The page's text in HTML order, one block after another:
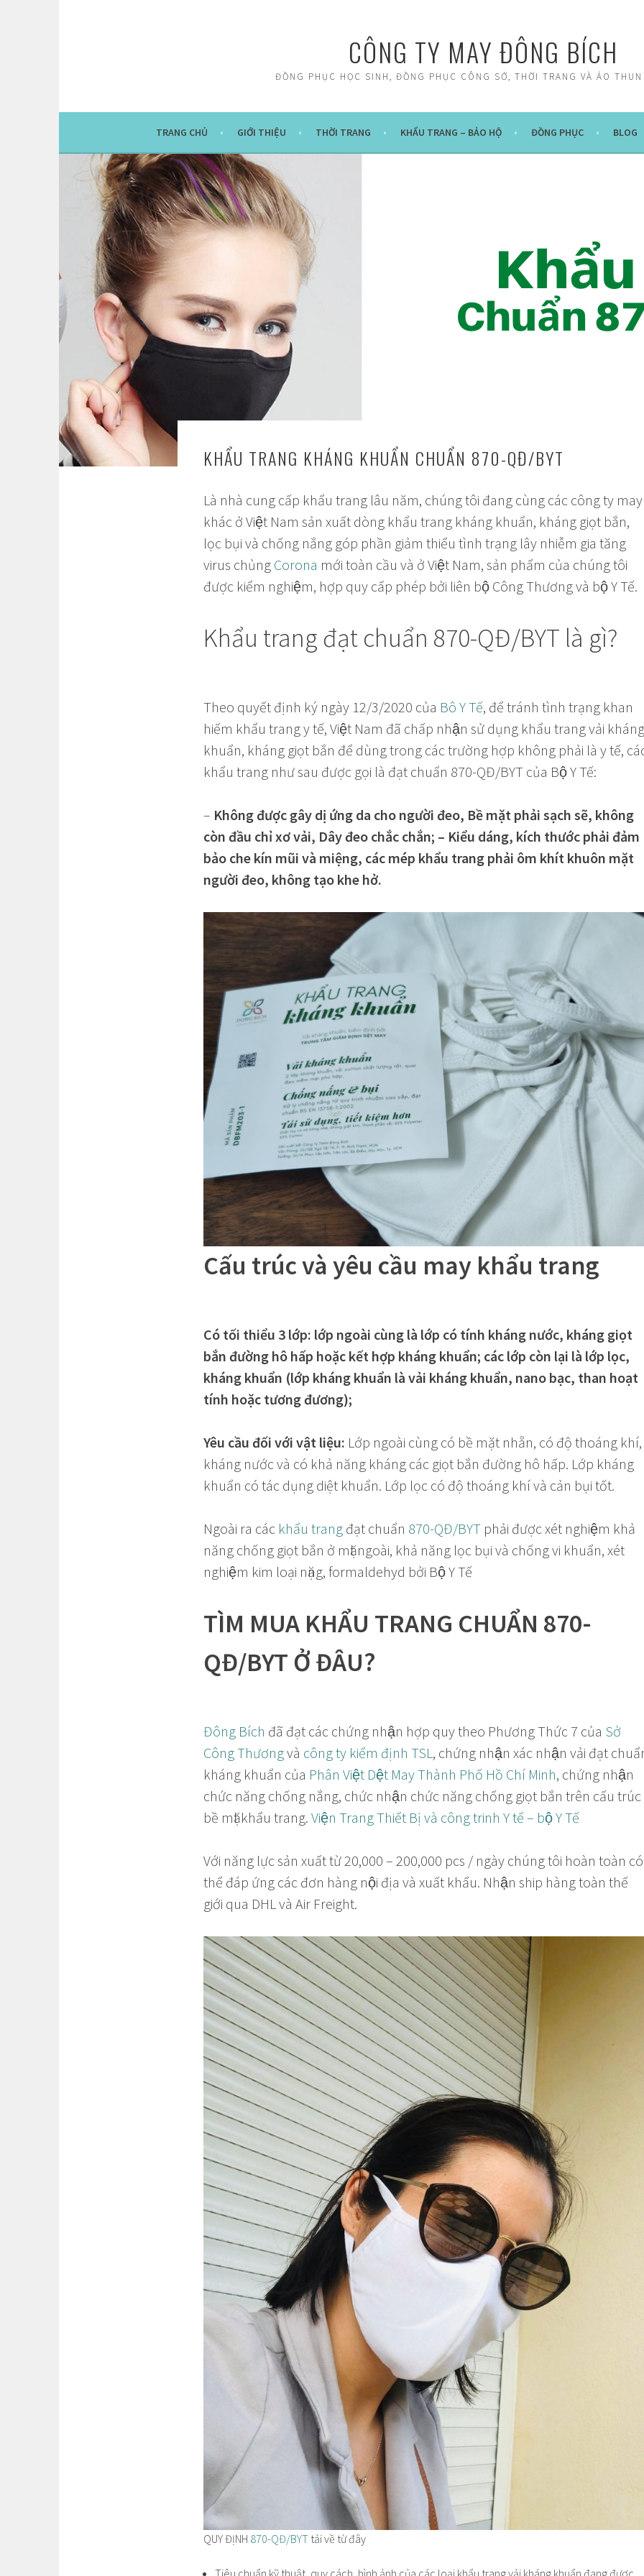
CÔNG TY MAY ĐÔNG BÍCH
ĐỒNG PHỤC HỌC SINH, ĐỒNG PHỤC CÔNG SỞ, THỜI TRANG VÀ ÁO
TRANG CHỦ GIỚI THIỆU THỜI TRANG KHẨU TRANG – BẢO HỘ ĐỒNG PHỤC BLOG
KHẨU TRANG KHÁNG KHUẨN CHUẨN 870-QĐ/BYT
Là nhà cung cấp khẩu trang lâu năm, chúng tôi đang cùng các công ty may
khác ở Việt Nam sản xuất dòng khẩu trang kháng khuẩn, kháng giọt bắn,
lọc bụi và chống nắng góp phần giảm thiểu tình trạng lây nhiễm gia tăng
virus chủng Corona mới toàn cầu và ở Việt Nam, sản phẩm của chúng tôi
được kiểm nghiệm, hợp quy cấp phép bởi liên bộ Công Thương và bộ Y Tế.
Khẩu trang đạt chuẩn 870-QĐ/BYT là gì?
Theo quyết định ký ngày 12/3/2020 của Bô Y Tế, để tránh tình trạng khan
hiếm khẩu trang y tế, Việt Nam đã chấp nhận sử dụng khẩu trang vải kháng
khuẩn, kháng giọt bắn để dùng trong các trường hợp không phải là y tế,
khẩu trang như sau được gọi là đạt chuẩn 870-QĐ/BYT của Bộ Y Tế:
– Không được gây dị ứng da cho người đeo, Bề mặt phải sạch sẽ, không
còn đầu chỉ xơ vải, Dây đeo chắc chắn; – Kiểu dáng, kích thước phải đảm
bảo che kín mũi và miệng, các mép khẩu trang phải ôm khít khuôn mặt
người đeo, không tạo khe hở.
Cấu trúc và yêu cầu may khẩu trang
Có tối thiểu 3 lớp: lớp ngoài cùng là lớp có tính kháng nước, kháng giọt
bắn đường hô hấp hoặc kết hợp kháng khuẩn; các lớp còn lại là lớp lọc,
kháng khuẩn (lớp kháng khuẩn là vải kháng khuẩn, nano bạc, than hoạt
tính hoặc tương đương);
Yêu cầu đối với vật liệu: Lớp ngoài cùng có bề mặt nhẵn, có độ thoáng khí,
kháng nước và có khả năng kháng các giọt bắn đường hô hấp. Lớp kháng
khuẩn có tác dụng diệt khuẩn. Lớp lọc có độ thoáng khí và cản bụi tốt.
Ngoài ra các khẩu trang đạt chuẩn 870-QĐ/BYT phải được xét nghiệm khả
năng chống giọt bắn ở mặt ngoài, khả năng lọc bụi và chống vi khuẩn, xét
nghiệm kim loại nặng, formaldehyd bởi Bộ Y Tế
TÌM MUA KHẨU TRANG CHUẨN 870-
QĐ/BYT Ở ĐÂU?
Đông Bích đã đạt các chứng nhận hợp quy theo Phương Thức 7 của Sở
Công Thươngvà công ty kiểm định TSL, chứng nhận xác nhận vải đạt
kháng khuẩn của Phân Việt Dệt May Thành Phố Hồ Chí Minh, chứng nhận
chức năng chống nắng, chức nhận chức năng chống giọt bắn trên cấu trúc
bề mặt khẩu trang. Viện Trang Thiết Bị và công trinh Y tế – bộ Y Tế
Với năng lực sản xuất từ 20,000 – 200,000 pcs / ngày chúng tôi hoàn toàn có
thể đáp ứng các đơn hàng nội địa và xuất khẩu. Nhận ship hàng toàn thế
giới qua DHL và Air Freight.
QUY ĐỊNH 870-QĐ/BYT tải về từ đây
Tiêu chuẩn kỹ thuật, quy cách, hình ảnh của các loại khẩu trang vải kháng khuẩn đang được